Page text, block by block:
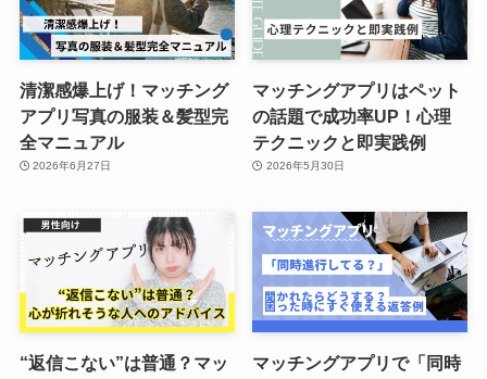
清潔感爆上げ！マッチング
アプリ写真の服装＆髪型完
全マニュアル
2026年6月27日
マッチングアプリはペット
の話題で成功率UP！心理
テクニックと即実践例
2026年5月30日
“返信こない”は普通？マッ
マッチングアプリで「同時